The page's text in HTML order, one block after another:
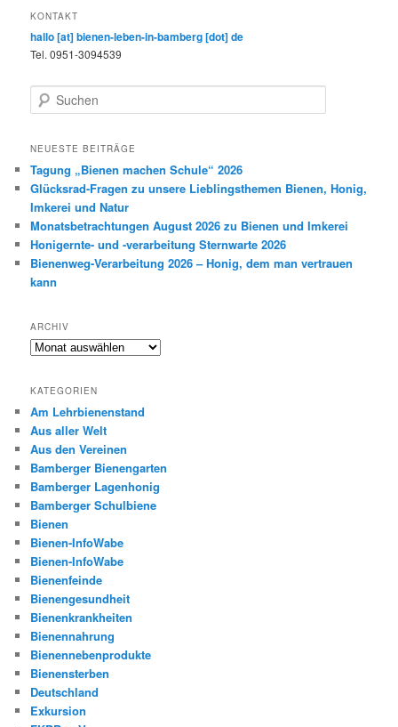
KONTAKT
hallo [at] bienen-leben-in-bamberg [dot] de
Tel. 0951-3094539
u
h
n
NEUESTE BEITRÄGE
Tagung „Bienen machen Schule“ 2026
Glücksrad-Fragen zu unsere Lieblingsthemen Bienen, Honig,
Imkerei und Natur
Monatsbetrachtungen August 2026 zu Bienen und Imkerei
Honigernte- und -verarbeitung Sternwarte 2026
Bienenweg-Verarbeitung 2026 – Honig, dem man vertrauen
kann
ARCHIV
Archiv
KATEGORIEN
Am Lehrbienenstand
Aus aller Welt
Aus den Vereinen
Bamberger Bienengarten
Bamberger Lagenhonig
Bamberger Schulbiene
Bienen
Bienen-InfoWabe
Bienen-InfoWabe
Bienenfeinde
Bienengesundheit
Bienenkrankheiten
Bienennahrung
Bienennebenprodukte
Bienensterben
Deutschland
Exkursion